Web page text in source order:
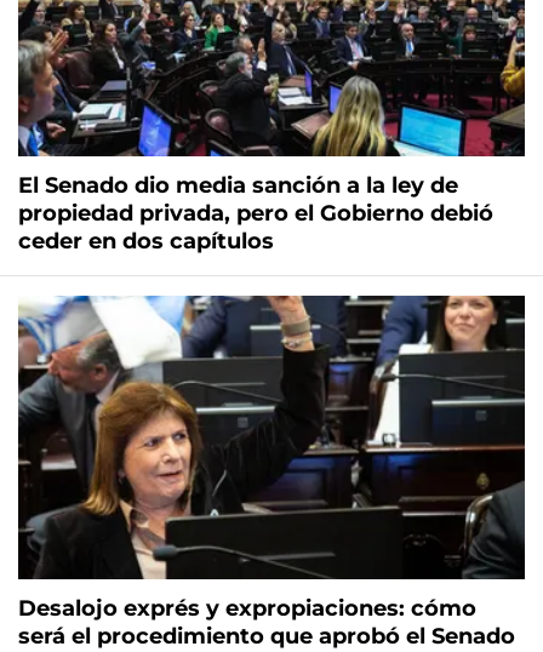
El Senado dio media sanción a la ley de
propiedad privada, pero el Gobierno debió
ceder en dos capítulos
Desalojo exprés y expropiaciones: cómo
será el procedimiento que aprobó el Senado